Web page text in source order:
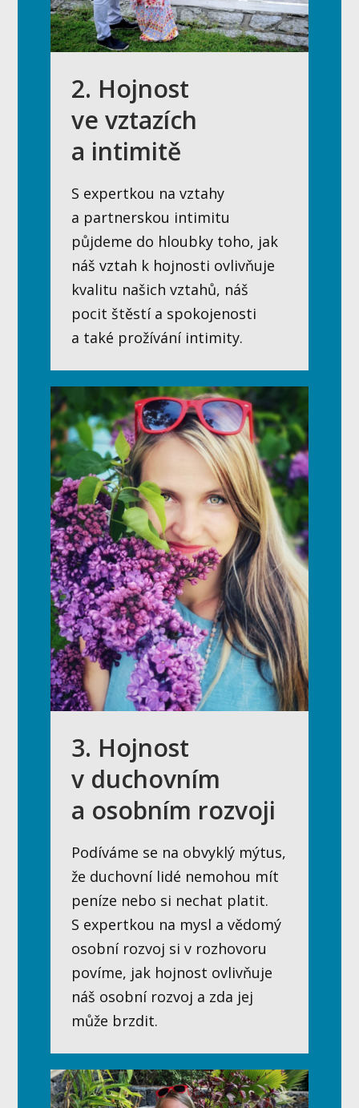
2. Hojnost
ve vztazích
a intimitě
S expertkou na vztahy
a partnerskou intimitu
půjdeme do hloubky toho, jak
náš vztah k hojnosti ovlivňuje
kvalitu našich vztahů, náš
pocit štěstí a spokojenosti
a také prožívání intimity.
3. Hojnost
v duchovním
a osobním rozvoji
Podíváme se na obvyklý mýtus,
že duchovní lidé nemohou mít
peníze nebo si nechat platit.
S expertkou na mysl a vědomý
osobní rozvoj si v rozhovoru
povíme, jak hojnost ovlivňuje
náš osobní rozvoj a zda jej
může brzdit.